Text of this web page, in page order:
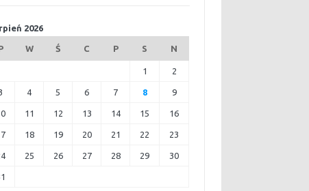
2026
W Ś C P S N
1 2
4 5 6 7 8 9
11 12 13 14 15 16
18 19 20 21 22 23
25 26 27 28 29 30